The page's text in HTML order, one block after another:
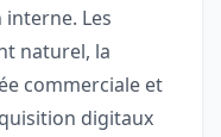
interne. Les
naturel, la
commerciale et
digitaux